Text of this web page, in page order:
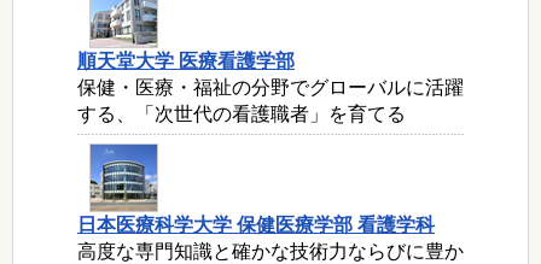
順天堂大学 医療看護学部
保健・医療・福祉の分野でグローバルに活躍
する、「次世代の看護職者」を育てる
日本医療科学大学 保健医療学部 看護学科
高度な専門知識と確かな技術力ならびに豊か